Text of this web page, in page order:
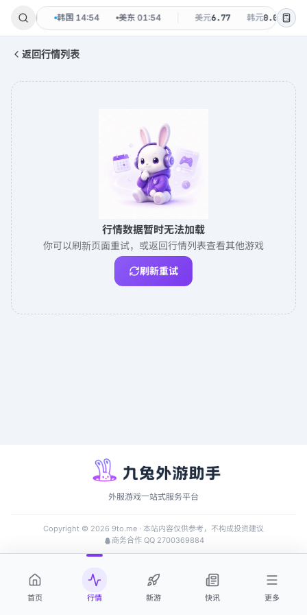
09 周日 韩国 14:54 美东 01:54 美元6.77 韩元0.0048
返回行情列表
行情数据暂时无法加载
你可以刷新页面重试，或返回行情列表查看其他游戏
刷新重试
外服游戏一站式服务平台
Copyright © 2026 9to.me · 本站内容仅供参考，不构成投资建议
商务合作 QQ 2700369884
首页 行情 新游 快讯 更多